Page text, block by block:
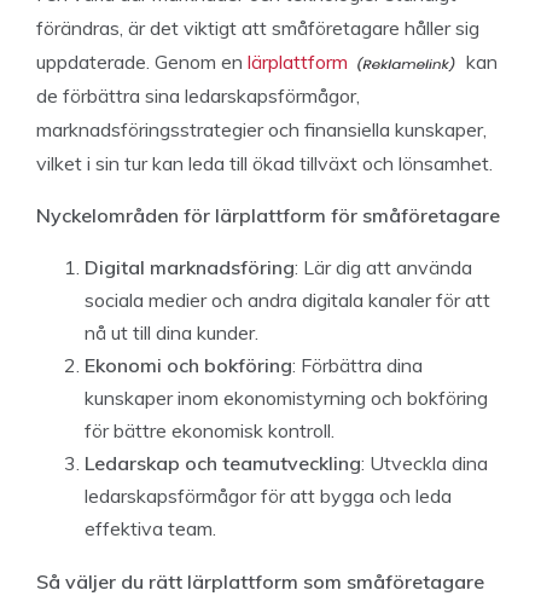
förändras, är det viktigt att småföretagare håller sig
uppdaterade. Genom en lärplattform
kan
de förbättra sina ledarskapsförmågor,
marknadsföringsstrategier och finansiella kunskaper,
vilket i sin tur kan leda till ökad tillväxt och lönsamhet.
Nyckelområden för lärplattform för småföretagare
Digital marknadsföring: Lär dig att använda
sociala medier och andra digitala kanaler för att
nå ut till dina kunder.
Ekonomi och bokföring: Förbättra dina
kunskaper inom ekonomistyrning och bokföring
för bättre ekonomisk kontroll.
Ledarskap och teamutveckling: Utveckla dina
ledarskapsförmågor för att bygga och leda
effektiva team.
Så väljer du rätt lärplattform som småföretagare